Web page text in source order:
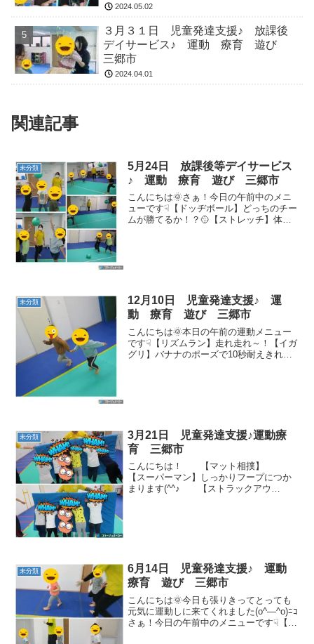
2024.05.02
３月３１日 児童発達支援♪ 放課後
デイサービス♪ 運動 療育 遊び
三郷市
2024.04.01
関連記事
未分類
5月24日 放課後等デイサービス
♪ 運動 療育 遊び 三郷市
こんにちは🌞さぁ！今日の午前中のメニ
ューです☟【ドッヂボール】どっちのチー
ムが勝てるか！？🥎【ストレッチ】体を
未分類
12月10日 児童発達支援♪ 運
動 療育 遊び 三郷市
こんにちは🌞本日の午前の運動メニュー
です☟【リズムラン】走れ走れ～！【イガ
グリ】バナナのポーズで10秒耐えきれる
未分類
3月21日 児童発達支援♪運動療
育 三郷市
こんにちは！ 【マット相撲】
【スーパーマン】しっかりフープにつか
まります(^^♪ 【ストラックアウ
未分類
6月14日 児童発達支援♪ 運動
療育 遊び 三郷市
こんにちは🌞今日も張りきってとっても
元気に運動しに来てくれました(o^―^o)ﾆｺ
さぁ！今日の午前中のメニューです☟【リ